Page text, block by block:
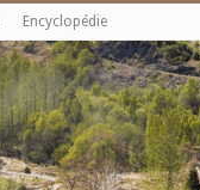
Encyclopédie